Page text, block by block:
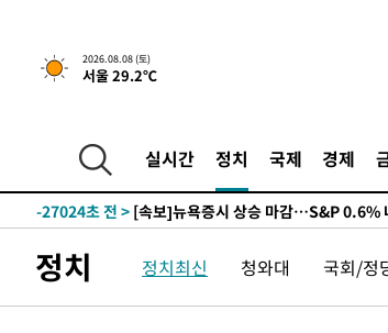
2026.08.08 (토)
서울 29.2℃
실시간 정치 국제 경제
-27024초 전 > [속보]뉴욕증시 상승 마감…S&P 0.6%
정치 정치최신 청와대 국회/정